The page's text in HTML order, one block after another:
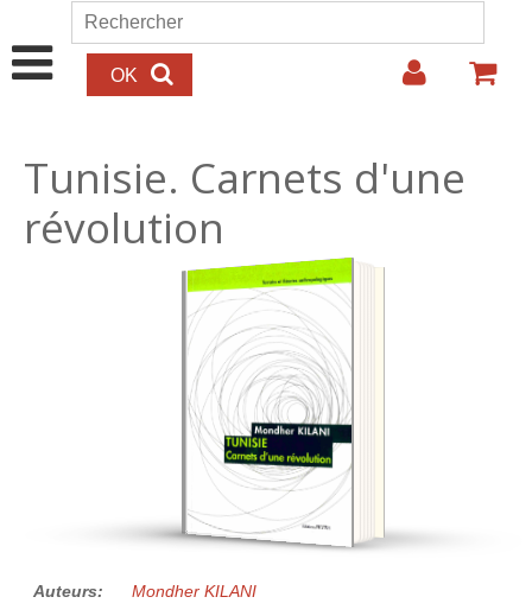
Aller au contenu principal
Formulaire de recherche
Rechercher
Tunisie. Carnets d'une
révolution
25.00€
Auteurs: Mondher KILANI